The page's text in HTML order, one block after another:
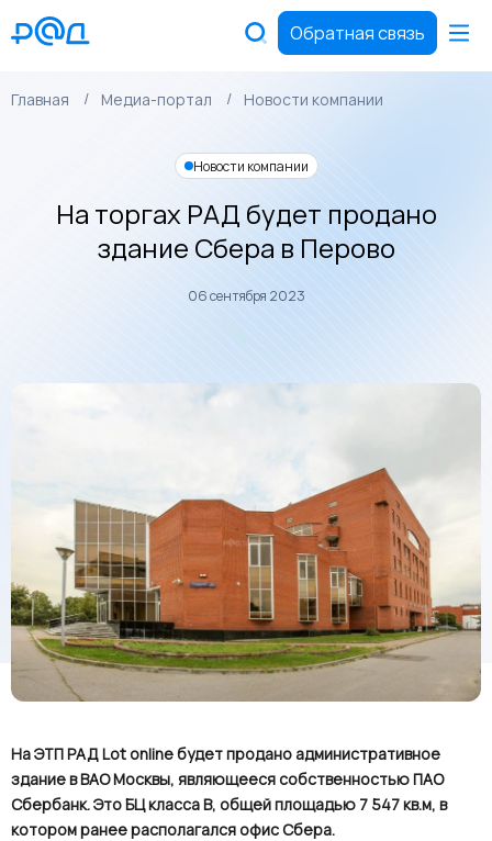
Обратная связь
Главная Медиа-портал Новости компании
Новости компании
На торгах РАД будет продано
здание Сбера в Перово
06 сентября 2023
На ЭТП РАД Lot online будет продано административное
здание в ВАО Москвы, являющееся собственностью ПАО
Сбербанк. Это БЦ класса В, общей площадью 7 547 кв.м, в
котором ранее располагался офис Сбера.